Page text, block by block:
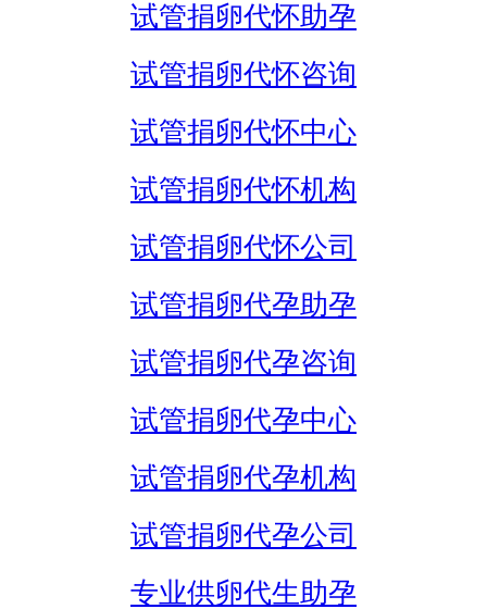
试管捐卵代怀助孕
试管捐卵代怀咨询
试管捐卵代怀中心
试管捐卵代怀机构
试管捐卵代怀公司
试管捐卵代孕助孕
试管捐卵代孕咨询
试管捐卵代孕中心
试管捐卵代孕机构
试管捐卵代孕公司
专业供卵代生助孕